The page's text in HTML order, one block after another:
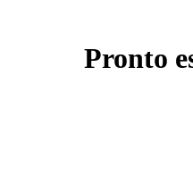
Pronto